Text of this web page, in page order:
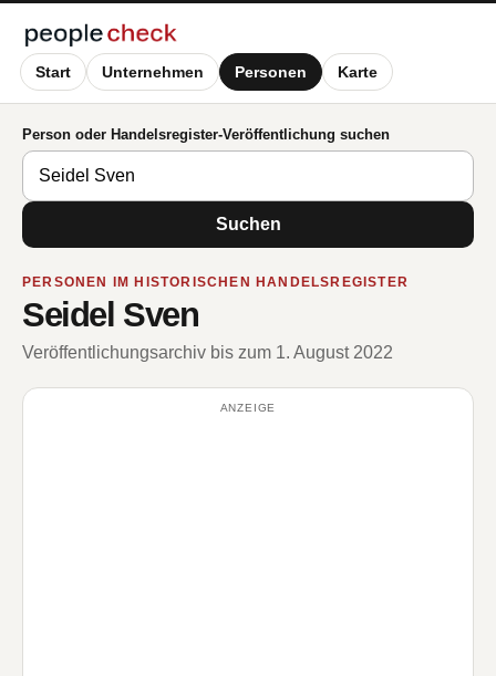
Start Unternehmen Personen Karte
Person oder Handelsregister-Veröffentlichung suchen
Suchen
PERSONEN IM HISTORISCHEN HANDELSREGISTER
Seidel Sven
Veröffentlichungsarchiv bis zum 1. August 2022
ANZEIGE